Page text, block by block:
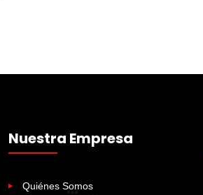
Nuestra Empresa
Quiénes Somos